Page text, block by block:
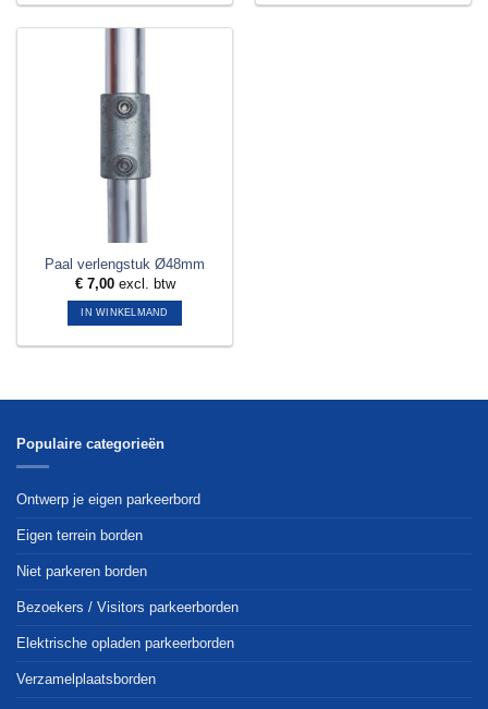
Paal verlengstuk Ø48mm
€7,00excl. btw
IN WINKELMAND
Populaire categorieën
Ontwerp je eigen parkeerbord
Eigen terrein borden
Niet parkeren borden
Bezoekers / Visitors parkeerborden
Elektrische opladen parkeerborden
Verzamelplaatsborden